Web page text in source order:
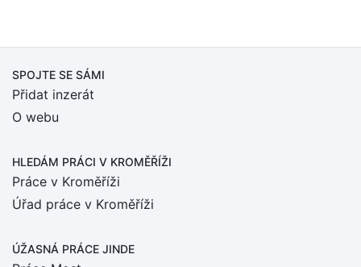
SPOJTE SE SÁMI
Přidat inzerát
O webu
HLEDÁM PRÁCI V KROMĚŘÍŽI
Práce v Kroměříži
Úřad práce v Kroměříži
ÚŽASNÁ PRÁCE JINDE